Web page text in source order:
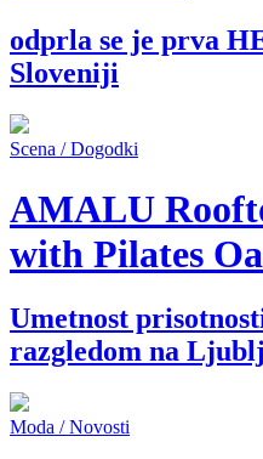
odprla se je prva
Sloveniji
Scena / Dogodki
AMALU
with Pilates
Umetnost
razgledom na
Moda / Novosti